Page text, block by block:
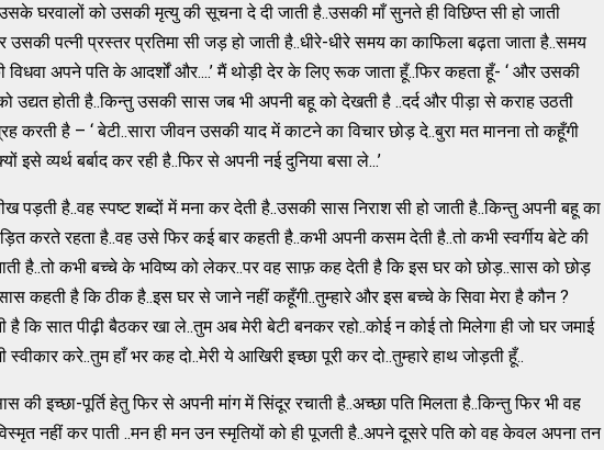
घरवालों को उसकी मृत्यु की सूचना दे दी जाती है..उसकी माँ सुनते ही विछिप्त सी हो जाती
उसकी पत्नी प्रस्तर प्रतिमा सी जड़ हो जाती है..धीरे-धीरे समय का काफिला बढ़ता जाता है..समय
विधवा अपने पति के आदर्शों और....’ मैं थोड़ी देर के लिए रूक जाता हूँ..फिर कहता हूँ- ‘ और उसकी
उद्यत होती है..किन्तु उसकी सास जब भी अपनी बहू को देखती है ..दर्द और पीड़ा से कराह उठती
है – ‘ बेटी..सारा जीवन उसकी याद में काटने का विचार छोड़ दे..बुरा मत मानना तो कहूँगी
इसे व्यर्थ बर्बाद कर रही है..फिर से अपनी नई दुनिया बसा ले...’
है..वह स्पष्ट शब्दों में मना कर देती है..उसकी सास निराश सी हो जाती है..किन्तु अपनी बहू का
करते रहता है..वह उसे फिर कई बार कहती है..कभी अपनी कसम देती है..तो कभी स्वर्गीय बेटे की
है..तो कभी बच्चे के भविष्य को लेकर..पर वह साफ़ कह देती है कि इस घर को छोड़..सास को छोड़
कहती है कि ठीक है..इस घर से जाने नहीं कहूँगी..तुम्हारे और इस बच्चे के सिवा मेरा है कौन ?
कि सात पीढ़ी बैठकर खा ले..तुम अब मेरी बेटी बनकर रहो..कोई न कोई तो मिलेगा ही जो घर जमाई
करे..तुम हाँ भर कह दो..मेरी ये आखिरी इच्छा पूरी कर दो..तुम्हारे हाथ जोड़ती हूँ..
की इच्छा-पूर्ति हेतु फिर से अपनी मांग में सिंदूर रचाती है..अच्छा पति मिलता है..किन्तु फिर भी वह
नहीं कर पाती ..मन ही मन उन स्मृतियों को ही पूजती है..अपने दूसरे पति को वह केवल अपना तन